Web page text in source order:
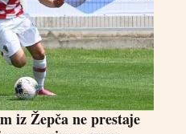
iz Žepča ne prestaje